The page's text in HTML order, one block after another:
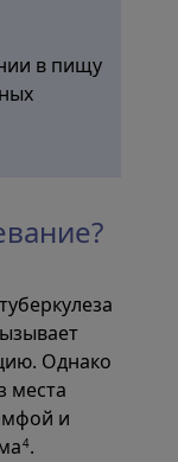
в пищу
Однако
места
и
4.